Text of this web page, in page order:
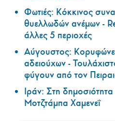
Φωτιές: Κόκκινος
θυελλωδών ανέμων -
άλλες 5 περιοχές
Αύγουστος:
αδειούχων -
φύγουν από τον
Ιράν: Στη δημοσιότητα
Μοτζτάμπα Χαμενεΐ